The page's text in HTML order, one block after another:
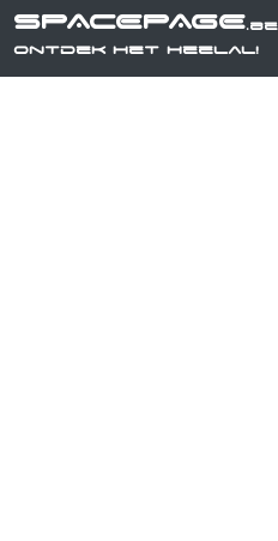
SPACEPAGE.be
Ontdek het heelal!